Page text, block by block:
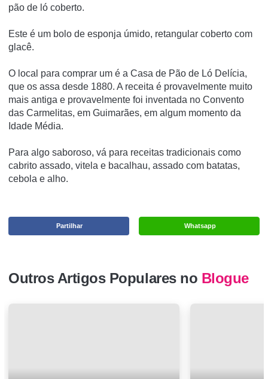
pão de ló coberto.
Este é um bolo de esponja úmido, retangular coberto com
glacê.
O local para comprar um é a Casa de Pão de Ló Delícia,
que os assa desde 1880. A receita é provavelmente muito
mais antiga e provavelmente foi inventada no Convento
das Carmelitas, em Guimarães, em algum momento da
Idade Média.
Para algo saboroso, vá para receitas tradicionais como
cabrito assado, vitela e bacalhau, assado com batatas,
cebola e alho.
Whatsapp
Partilhar
Outros Artigos Populares no Blogue